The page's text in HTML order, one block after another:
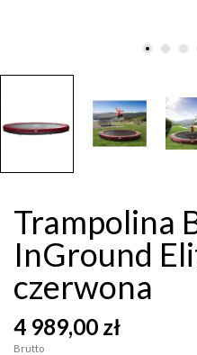
Trampolina
InGround
czerwona
4 989,00 zł
Brutto